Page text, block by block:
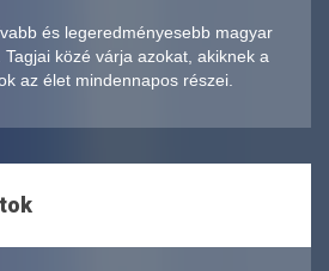
és legeredményesebb magyar
közé várja azokat, akiknek a
az élet mindennapos részei.